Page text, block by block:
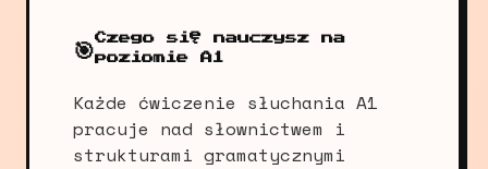
🎯Czego się nauczysz na
poziomie A1
Każde ćwiczenie słuchania A1
pracuje nad słownictwem i
strukturami gramatycznymi